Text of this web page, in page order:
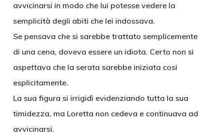
avvicinarsi in modo che lui potesse vedere la
semplicità degli abiti che lei indossava.
Se pensava che si sarebbe trattato semplicemente
di una cena, doveva essere un idiota. Certo non si
aspettava che la serata sarebbe iniziata cosi
esplicitamente.
La sua figura si irrigidì evidenziando tutta la sua
timidezza, ma Loretta non cedeva e continuava ad
avvicinarsi.